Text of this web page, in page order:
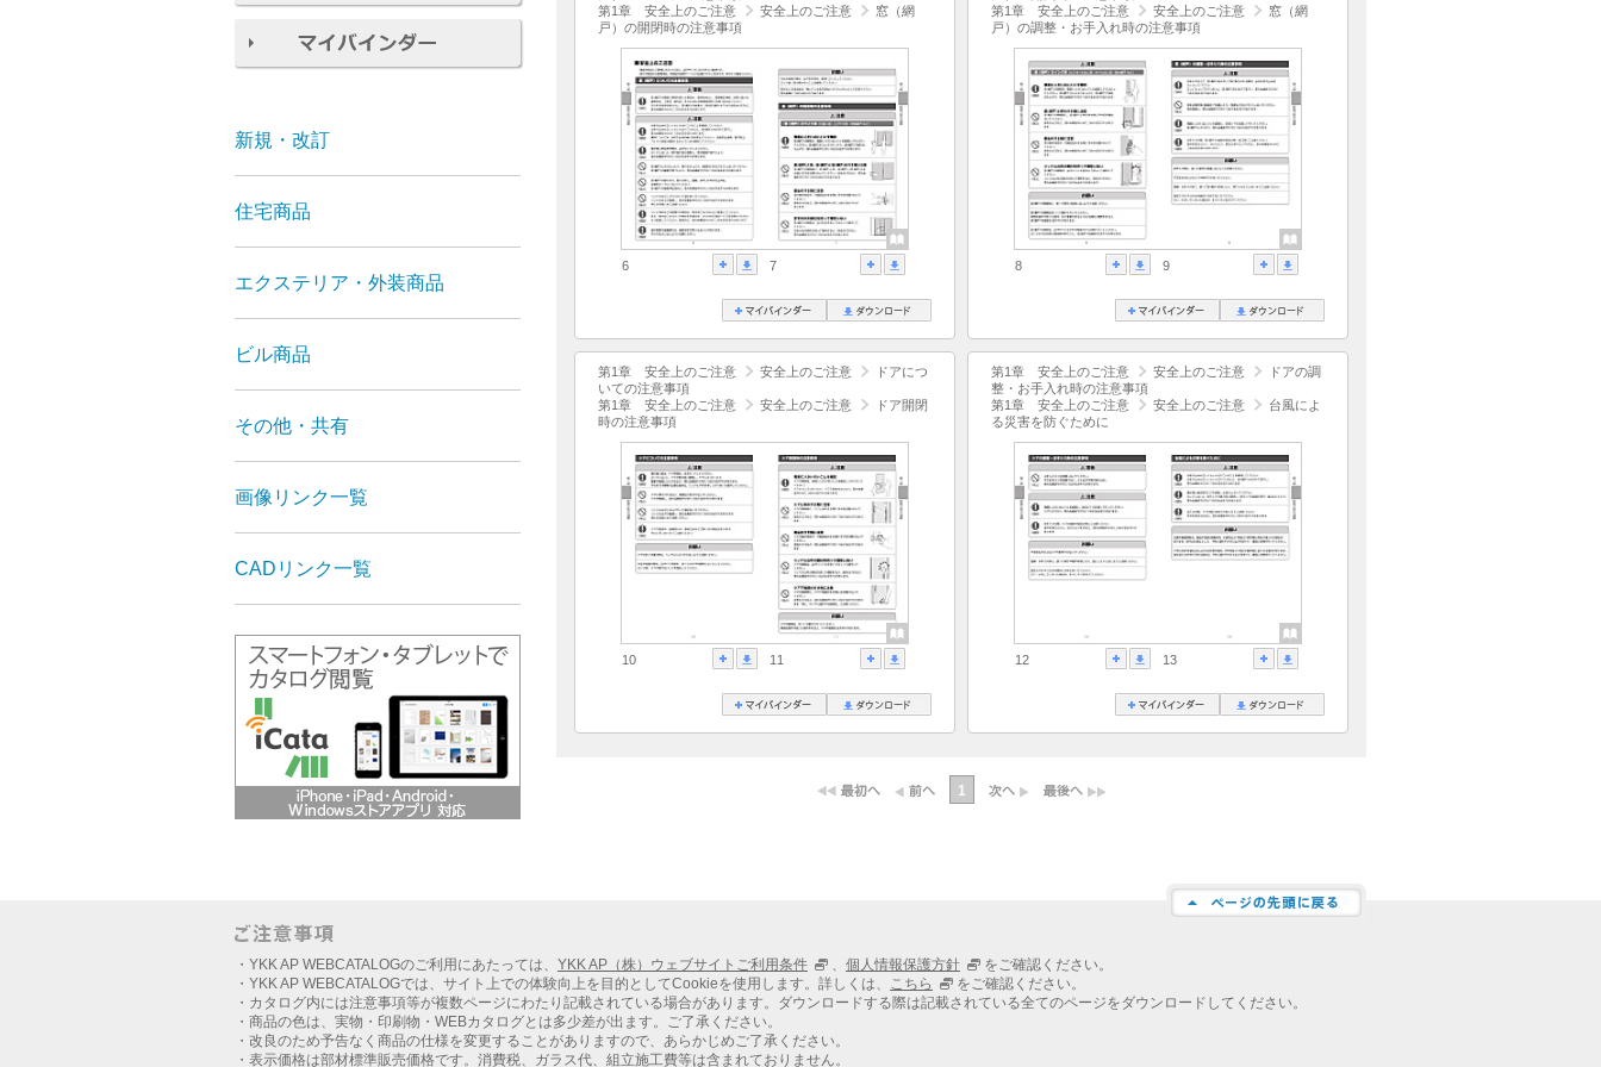
第1章 安全上のご注意
安全上のご注意
窓（網
戸）の開閉時の注意事項
6 7
第1章 安全上のご注意
安全上のご注意
窓（網
戸）の調整・お手入れ時の注意事項
8 9
第1章 安全上のご注意 安全上のご注意
ドアにつ
いての注意事項
第1章 安全上のご注意
安全上のご注意
ドア開閉
時の注意事項
10 11
第1章 安全上のご注意 安全上のご注意
ドアの調
整・お手入れ時の注意事項
第1章 安全上のご注意
安全上のご注意
台風によ
る災害を防ぐために
12 13
1
新規・改訂
住宅商品
エクステリア・外装商品
ビル商品
その他・共有
画像リンク一覧
CADリンク一覧
・YKK AP WEBCATALOGのご利用にあたっては、 YKK AP（株）ウェブサイトご利用条件 、 個人情報保護方針
をご確認ください。
・YKK AP WEBCATALOGでは、サイト上での体験向上を目的としてCookieを使用します。詳しくは、 こちら
をご確認ください。
・カタログ内には注意事項等が複数ページにわたり記載されている場合があります。ダウンロードする際は記載されている全てのページをダウンロードしてください。
・商品の色は、実物・印刷物・WEBカタログとは多少差が出ます。ご了承ください。
・改良のため予告なく商品の仕様を変更することがありますので、あらかじめご了承ください。
・表示価格は部材標準販売価格です。消費税、ガラス代、組立施工費等は含まれておりません。